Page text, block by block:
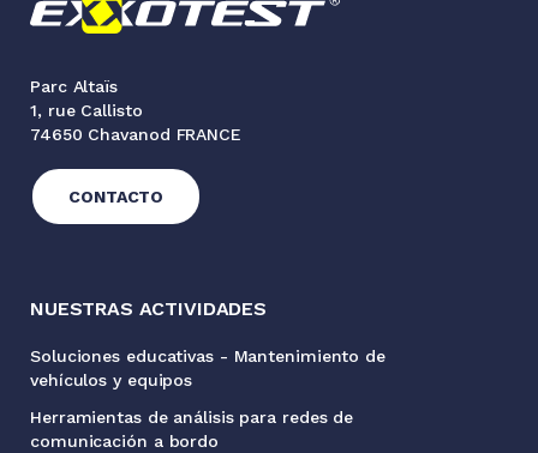
Parc Altaïs
1, rue Callisto
74650 Chavanod FRANCE
CONTACTO
NUESTRAS ACTIVIDADES
Soluciones educativas - Mantenimiento de
vehículos y equipos
Herramientas de análisis para redes de
comunicación a bordo